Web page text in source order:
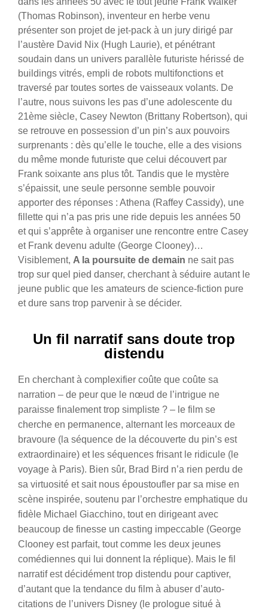
(Thomas Robinson), inventeur en herbe venu
présenter son projet de jet-pack à un jury dirigé par
l’austère David Nix (Hugh Laurie), et pénétrant
soudain dans un univers parallèle futuriste hérissé de
buildings vitrés, empli de robots multifonctions et
traversé par toutes sortes de vaisseaux volants. De
l’autre, nous suivons les pas d’une adolescente du
21ème siècle, Casey Newton (Brittany Robertson), qui
se retrouve en possession d’un pin’s aux pouvoirs
surprenants : dès qu’elle le touche, elle a des visions
du même monde futuriste que celui découvert par
Frank soixante ans plus tôt. Tandis que le mystère
s’épaissit, une seule personne semble pouvoir
apporter des réponses : Athena (Raffey Cassidy), une
fillette qui n’a pas pris une ride depuis les années 50
et qui s’apprête à organiser une rencontre entre Casey
et Frank devenu adulte (George Clooney)…
Visiblement, A la poursuite de demain ne sait pas
trop sur quel pied danser, cherchant à séduire autant le
jeune public que les amateurs de science-fiction pure
et dure sans trop parvenir à se décider.
Un fil narratif sans doute trop
distendu
En cherchant à complexifier coûte que coûte sa
narration – de peur que le nœud de l’intrigue ne
paraisse finalement trop simpliste ? – le film se
cherche en permanence, alternant les morceaux de
bravoure (la séquence de la découverte du pin’s est
extraordinaire) et les séquences frisant le ridicule (le
voyage à Paris). Bien sûr, Brad Bird n’a rien perdu de
sa virtuosité et sait nous époustoufler par sa mise en
scène inspirée, soutenu par l’orchestre emphatique du
fidèle Michael Giacchino, tout en dirigeant avec
beaucoup de finesse un casting impeccable (George
Clooney est parfait, tout comme les deux jeunes
comédiennes qui lui donnent la réplique). Mais le fil
narratif est décidément trop distendu pour captiver,
d’autant que la tendance du film à abuser d’auto-
citations de l’univers Disney (le prologue situé à